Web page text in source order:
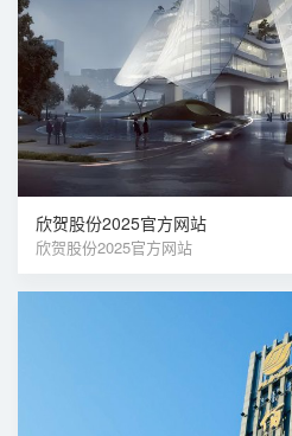
欣贺股份2025官方网站
欣贺股份2025官方网站